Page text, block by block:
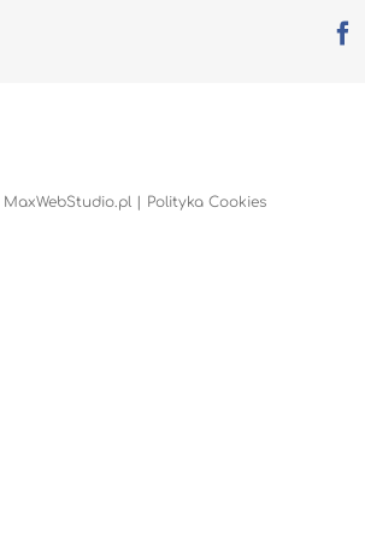
MaxWebStudio.pl | Polityka Cookies